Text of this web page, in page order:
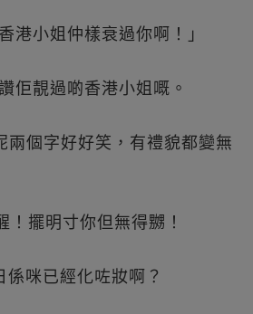
港小姐仲樣衰過你啊！」
佢靚過啲香港小姐嘅。
兩個字好好笑，有禮貌都變無
！擺明寸你但無得嬲！
係咪已經化咗妝啊？